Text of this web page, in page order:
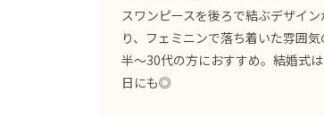
スワンピースを後ろで結ぶデザイ
り、フェミニンで落ち着いた雰囲
半〜30代の方におすすめ。結婚式
日にも◎